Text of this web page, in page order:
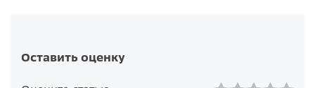
Оставить оценку